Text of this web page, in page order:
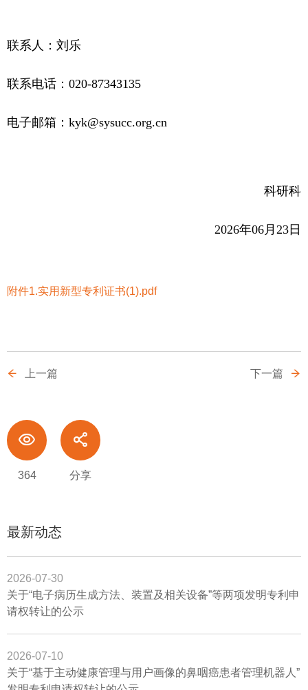
联系人：刘乐
联系电话： 020-87343135
电子邮箱： kyk@sysucc.org.cn
科研科
2026年06月23日
附件1.实用新型专利证书(1).pdf
上一篇 下一篇
364 分享
最新动态
2026-07-30
关于“电子病历生成方法、装置及相关设备”等两项发明专利申
请权转让的公示
2026-07-10
关于“基于主动健康管理与用户画像的鼻咽癌患者管理机器人”